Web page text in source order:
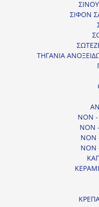
ΣΙΦΟΝ
ΤΗΓΑΝΙΑ
NON
NON
NON
NON